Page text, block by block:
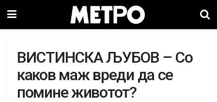
ВИСТИНСКА ЉУБОВ – Со
каков маж вреди да се
помине животот?